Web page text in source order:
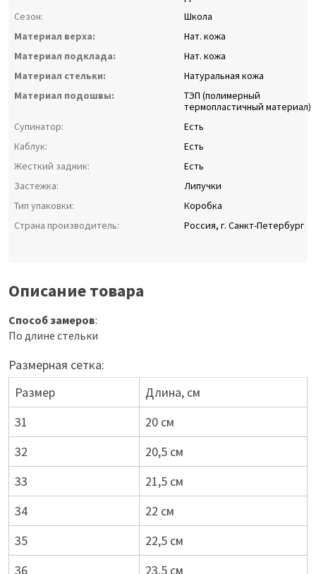
Сезон:
Школа
Материал верха:
Нат. кожа
Материал подклада:
Нат. кожа
Материал стельки:
Натуральная кожа
Материал подошвы:
ТЭП (полимерный
термопластичный материал)
Супинатор:
Есть
Каблук:
Есть
Жесткий задник:
Есть
Застежка:
Липучки
Тип упаковки:
Коробка
Страна производитель:
Россия, г. Санкт-Петербург
Описание товара
Способ замеров:
По длине стельки
Размерная сетка:
Размер
Длина, см
31
20 см
32
20,5 см
33
21,5 см
34
22 см
35
22,5 см
36
23,5 см